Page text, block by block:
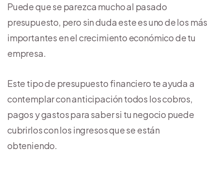
Puede que se parezca mucho al pasado
presupuesto, pero sin duda este es uno de los más
importantes en el crecimiento económico de tu
empresa.
Este tipo de presupuesto financiero te ayuda a
contemplar con anticipación todos los cobros,
pagos y gastos para saber si tu negocio puede
cubrirlos con los ingresos que se están
obteniendo.